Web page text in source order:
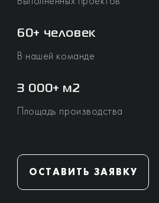
60+ человек
В нашей команде
3 000+ м2
Площадь производства
ОСТАВИТЬ ЗАЯВКУ